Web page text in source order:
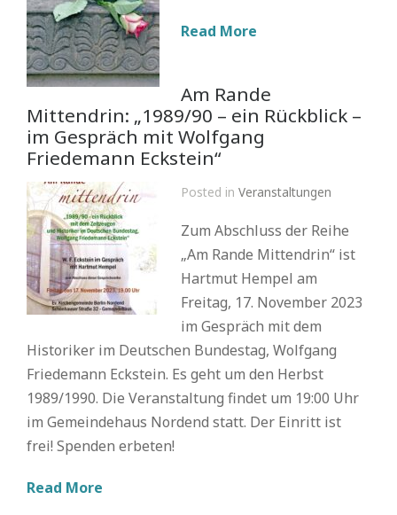
Read More
Am Rande
Mittendrin: „1989/90 – ein Rückblick –
im Gespräch mit Wolfgang
Friedemann Eckstein“
Posted inVeranstaltungen
Zum Abschluss der Reihe
„Am Rande Mittendrin“ ist
Hartmut Hempel am
Freitag, 17. November 2023
im Gespräch mit dem
Historiker im Deutschen Bundestag, Wolfgang
Friedemann Eckstein. Es geht um den Herbst
1989/1990. Die Veranstaltung findet um 19:00 Uhr
im Gemeindehaus Nordend statt. Der Einritt ist
frei! Spenden erbeten!
Read More